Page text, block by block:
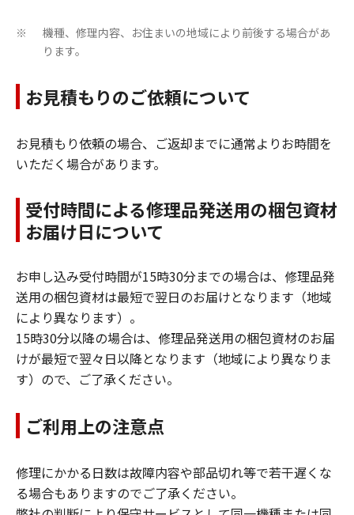
※
機種、修理内容、お住まいの地域により前後する場合があ
ります。
お見積もりのご依頼について
お見積もり依頼の場合、ご返却までに通常よりお時間を
いただく場合があります。
受付時間による修理品発送用の梱包資材
お届け日について
お申し込み受付時間が15時30分までの場合は、修理品発
送用の梱包資材は最短で翌日のお届けとなります（地域
により異なります）。
15時30分以降の場合は、修理品発送用の梱包資材のお届
けが最短で翌々日以降となります（地域により異なりま
す）ので、ご了承ください。
ご利用上の注意点
修理にかかる日数は故障内容や部品切れ等で若干遅くな
る場合もありますのでご了承ください。